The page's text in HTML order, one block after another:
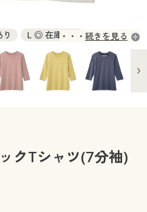
注文
L ◎ 在庫あり
り 4L ◎ 在庫あり
続きを見る
クTシャツ(7分袖)